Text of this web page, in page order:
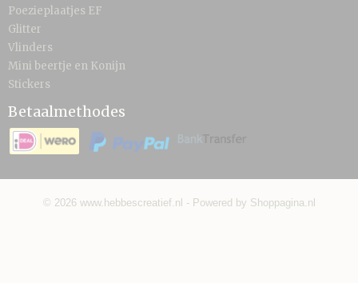
Poezieplaatjes EF
Glitter
Vlinders
Mini beertje en Konijn
Stickers
Betaalmethodes
© 2026 www.hebbescreatief.nl - Powered by Shoppagina.nl